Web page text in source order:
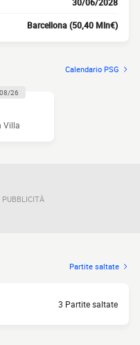
Barcellona (50,40 Mln€)
Calendario PSG
26
Villa
Partite saltate
3 Partite saltate